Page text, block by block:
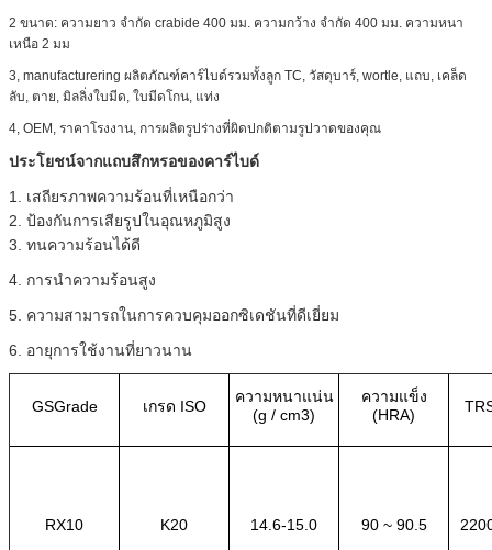
2 ขนาด: ความยาว จำกัด crabide 400 มม. ความกว้าง จำกัด 400 มม. ความหนา
เหนือ 2 มม
3, manufacturering ผลิตภัณฑ์คาร์ไบด์รวมทั้งลูก TC, วัสดุบาร์, wortle, แถบ, เคล็ด
ลับ, ตาย, มิลลิ่งใบมีด, ใบมีดโกน, แท่ง
4, OEM, ราคาโรงงาน, การผลิตรูปร่างที่ผิดปกติตามรูปวาดของคุณ
ประโยชน์จากแถบสึกหรอของคาร์ไบด์
1. เสถียรภาพความร้อนที่เหนือกว่า
2. ป้องกันการเสียรูปในอุณหภูมิสูง
3. ทนความร้อนได้ดี
4. การนำความร้อนสูง
5. ความสามารถในการควบคุมออกซิเดชันที่ดีเยี่ยม
6. อายุการใช้งานที่ยาวนาน
GSGrade เกรด ISO
ความหนาแน่น
(g / cm3)
ความแข็ง
(HRA)
RX10 K20 14.6-15.0 90 ~ 90.5